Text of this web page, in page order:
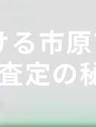
市
定の